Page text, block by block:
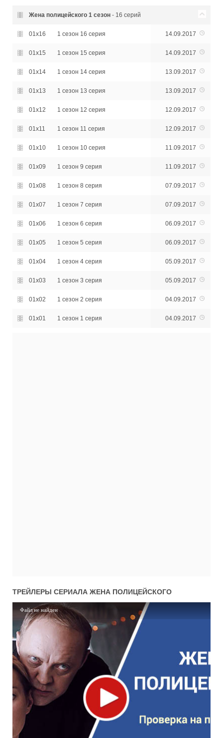
Жена полицейского 1 сезон- 16 серий
01x16 1 сезон 16 серия 14.09.2017
01x15 1 сезон 15 серия 14.09.2017
01x14 1 сезон 14 серия 13.09.2017
01x13 1 сезон 13 серия 13.09.2017
01x12 1 сезон 12 серия 12.09.2017
01x11 1 сезон 11 серия 12.09.2017
01x10 1 сезон 10 серия 11.09.2017
01x09 1 сезон 9 серия 11.09.2017
01x08 1 сезон 8 серия 07.09.2017
01x07 1 сезон 7 серия 07.09.2017
01x06 1 сезон 6 серия 06.09.2017
01x05 1 сезон 5 серия 06.09.2017
01x04 1 сезон 4 серия 05.09.2017
01x03 1 сезон 3 серия 05.09.2017
01x02 1 сезон 2 серия 04.09.2017
01x01 1 сезон 1 серия 04.09.2017
ТРЕЙЛЕРЫ СЕРИАЛА ЖЕНА ПОЛИЦЕЙСКОГО
Файл не найден